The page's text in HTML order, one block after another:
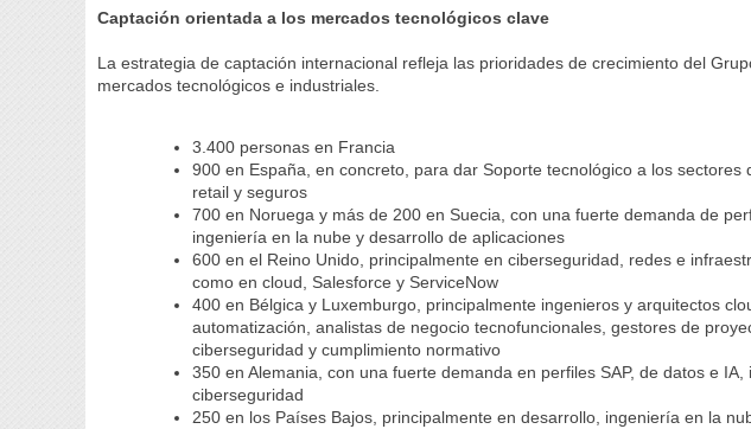
Captación orientada a los mercados tecnológicos clave
La estrategia de captación internacional refleja las prioridades de crecimiento del
mercados tecnológicos e industriales.
3.400 personas en Francia
900 en España, en concreto, para dar Soporte tecnológico a los sectores
retail y seguros
700 en Noruega y más de 200 en Suecia, con una fuerte demanda de
ingeniería en la nube y desarrollo de aplicaciones
600 en el Reino Unido, principalmente en ciberseguridad, redes e
como en cloud, Salesforce y ServiceNow
400 en Bélgica y Luxemburgo, principalmente ingenieros y arquitectos
automatización, analistas de negocio tecnofuncionales, gestores de
ciberseguridad y cumplimiento normativo
350 en Alemania, con una fuerte demanda en perfiles SAP, de datos e
ciberseguridad
250 en los Países Bajos, principalmente en desarrollo, ingeniería en la